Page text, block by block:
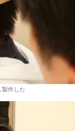
製作した